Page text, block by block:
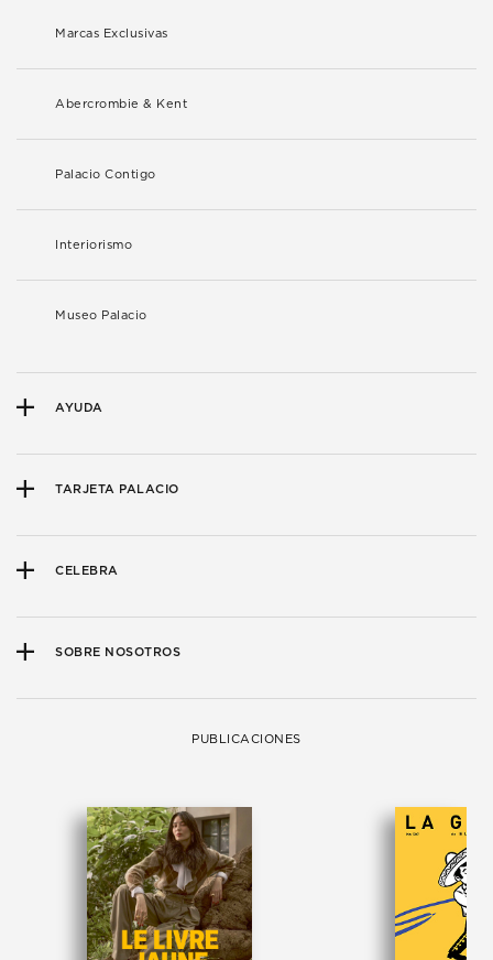
Marcas Exclusivas
Abercrombie & Kent
Palacio Contigo
Interiorismo
Museo Palacio
AYUDA
TARJETA PALACIO
CELEBRA
SOBRE NOSOTROS
PUBLICACIONES